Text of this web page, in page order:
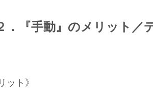
．『手動』のメリット／
ット》